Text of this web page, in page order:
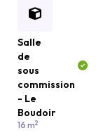
Salle
de
sous
commission
- Le
Boudoir
16 m2